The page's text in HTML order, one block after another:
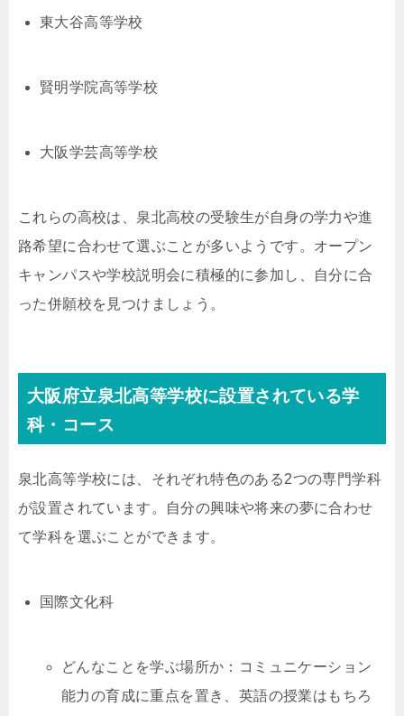
東大谷高等学校
賢明学院高等学校
大阪学芸高等学校
これらの高校は、泉北高校の受験生が自身の学力や進
路希望に合わせて選ぶことが多いようです。オープン
キャンパスや学校説明会に積極的に参加し、自分に合
った併願校を見つけましょう。
大阪府立泉北高等学校に設置されている学
科・コース
泉北高等学校には、それぞれ特色のある2つの専門学科
が設置されています。自分の興味や将来の夢に合わせ
て学科を選ぶことができます。
国際文化科
どんなことを学ぶ場所か：コミュニケーション
能力の育成に重点を置き、英語の授業はもちろ